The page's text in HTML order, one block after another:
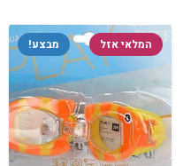
מבצע! המלאי אזל